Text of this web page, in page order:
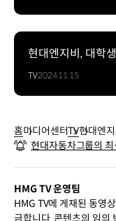
현대엔지비, 대학
TV2024.11.15
홈미디어센터TV현대엔
과 공유
현대자동차그룹의
HMG TV 운영팀
HMG TV에 게재된 동영
금합니다. 콘텐츠의 임의